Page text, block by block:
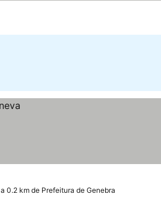
a 0.2 km de Prefeitura de Genebra